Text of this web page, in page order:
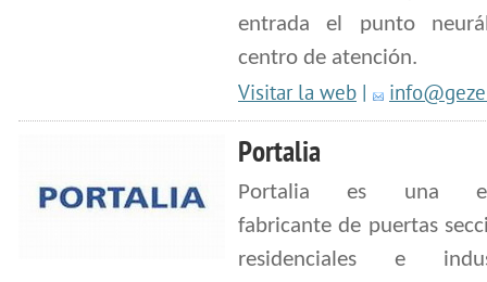
entrada el punto
centro de atención.
Visitar la web |
Portalia
Portalia es una
fabricante de puertas
residenciales e